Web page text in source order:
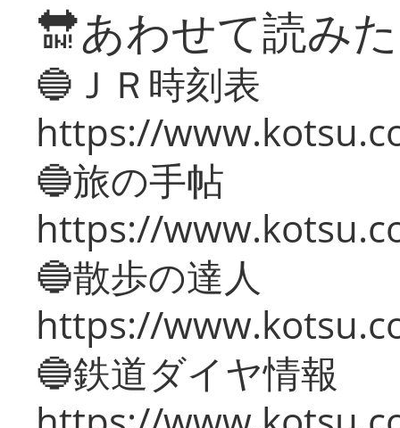
🔛あわせて読み
🔵ＪＲ時刻表
https://
🔵旅の手帖
https://
🔵散歩の達人
https://
🔵鉄道ダイヤ情報